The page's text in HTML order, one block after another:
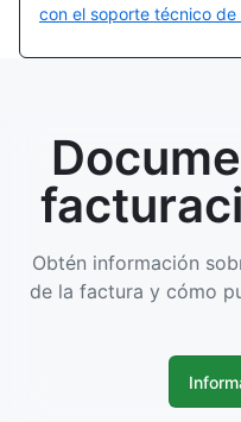
con el soporte técnico de
Obtén información
de la factura y cómo